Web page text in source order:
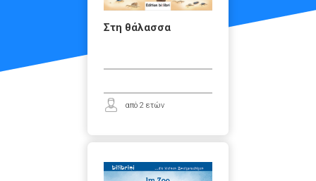
Στη θάλασσα
από 2 ετών